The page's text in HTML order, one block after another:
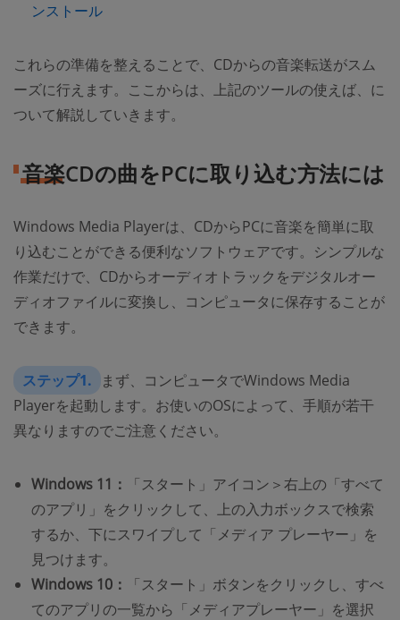
ンストール
これらの準備を整えることで、CDからの音楽転送がスム
ーズに行えます。ここからは、上記のツールの使えば、に
ついて解説していきます。
音楽CDの曲をPCに取り込む方法には
Windows Media Playerは、CDからPCに音楽を簡単に取
り込むことができる便利なソフトウェアです。シンプルな
作業だけで、CDからオーディオトラックをデジタルオー
ディオファイルに変換し、コンピュータに保存することが
できます。
ステップ1.
まず、コンピュータでWindows Media
Playerを起動します。お使いのOSによって、手順が若干
異なりますのでご注意ください。
Windows 11：
「スタート」アイコン＞右上の「すべて
のアプリ」をクリックして、上の入力ボックスで検索
するか、下にスワイプして「メディア プレーヤー」を
見つけます。
Windows 10：
「スタート」ボタンをクリックし、すべ
てのアプリの一覧から「メディアプレーヤー」を選択